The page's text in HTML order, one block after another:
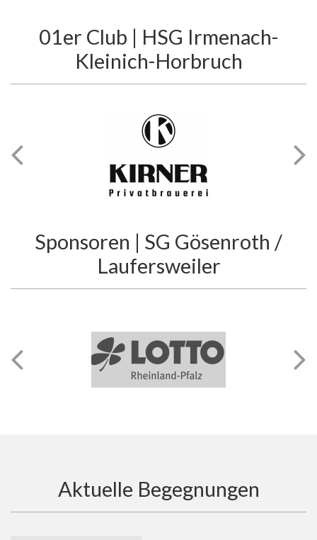
01er Club | HSG Irmenach-
Kleinich-Horbruch
Sponsoren | SG Gösenroth /
Laufersweiler
Aktuelle Begegnungen